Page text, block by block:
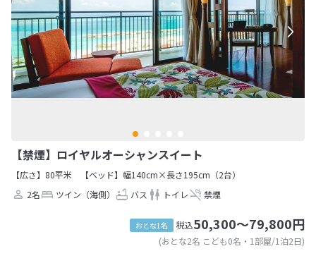
【禁煙】ロイヤルオーシャンスイート
【広さ】80平米
【ベッド】幅140cm×長さ195cm（2台）
2名
ツイン（海側） バス トイレ 禁煙
おとな1名 税込50,300～79,800円
(おとな2名 こども0名・1部屋/1泊2日)